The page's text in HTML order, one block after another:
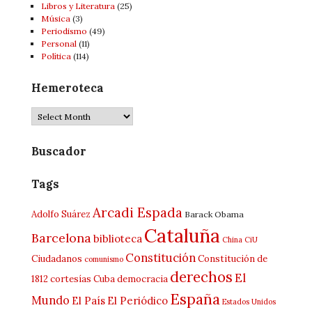
Libros y Literatura(25)
Música(3)
Periodismo (49)
Personal(11)
Política(114)
Hemeroteca
Hemeroteca
Buscador
Tags
Adolfo Suárez Arcadi EspadaBarack Obama
Barcelonabiblioteca Cataluña China CiU
Ciudadanos comunismo ConstituciónConstitución de
1812 cortesías Cubademocracia derechosEl
Mundo El País El Periódico España Estados Unidos